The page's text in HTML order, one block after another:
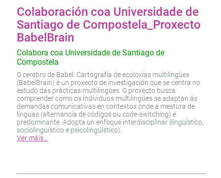
Colaboración coa Universidade de
Santiago de Compostela_Proxecto
BabelBrain
Colabora coa Universidade de Santiago de
Compostela
O cerebro de Babel: Cartografía de ecoloxías multilingües
(BabelBrain) é un proxecto de investigación que se centra no
estudo das prácticas multilingües. O proxecto busca
comprender como os individuos multilingües se adaptan ás
demandas comunicativas en contextos onde a mestura de
linguas (alternancia de códigos ou code-switching) é
predominante. Adopta un enfoque interdisciplinar (lingüístico,
sociolingüístico e psicolingüístico).
Ver máis…